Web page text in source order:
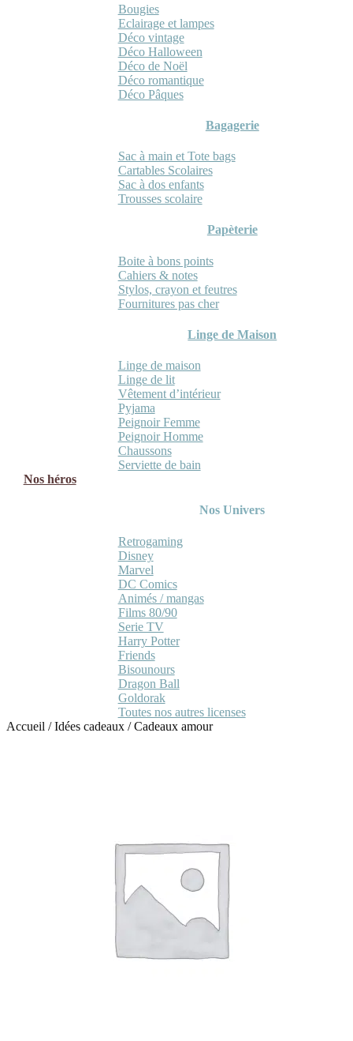
Bougies
Eclairage et lampes
Déco vintage
Déco Halloween
Déco de Noël
Déco romantique
Déco Pâques
Bagagerie
Sac à main et Tote bags
Cartables Scolaires
Sac à dos enfants
Trousses scolaire
Papèterie
Boite à bons points
Cahiers & notes
Stylos, crayon et feutres
Fournitures pas cher
Linge de Maison
Linge de maison
Linge de lit
Vêtement d’intérieur
Pyjama
Peignoir Femme
Peignoir Homme
Chaussons
Serviette de bain
Nos héros
Nos Univers
Retrogaming
Disney
Marvel
DC Comics
Animés / mangas
Films 80/90
Serie TV
Harry Potter
Friends
Bisounours
Dragon Ball
Goldorak
Toutes nos autres licenses
Accueil /Idées cadeaux /Cadeaux amour